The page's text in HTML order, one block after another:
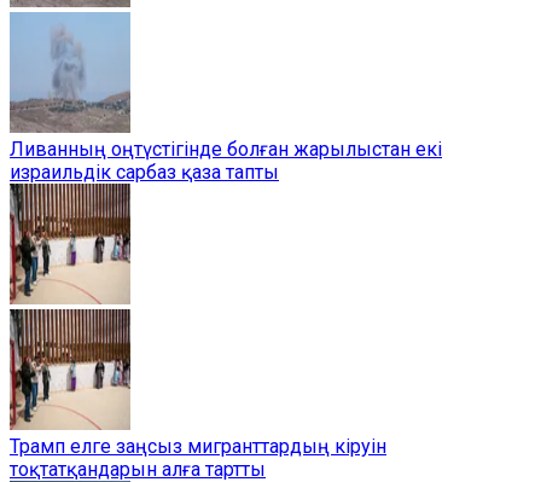
Ливанның оңтүстігінде болған жарылыстан екі
израильдік сарбаз қаза тапты
Трамп елге заңсыз мигранттардың кіруін
тоқтатқандарын алға тартты